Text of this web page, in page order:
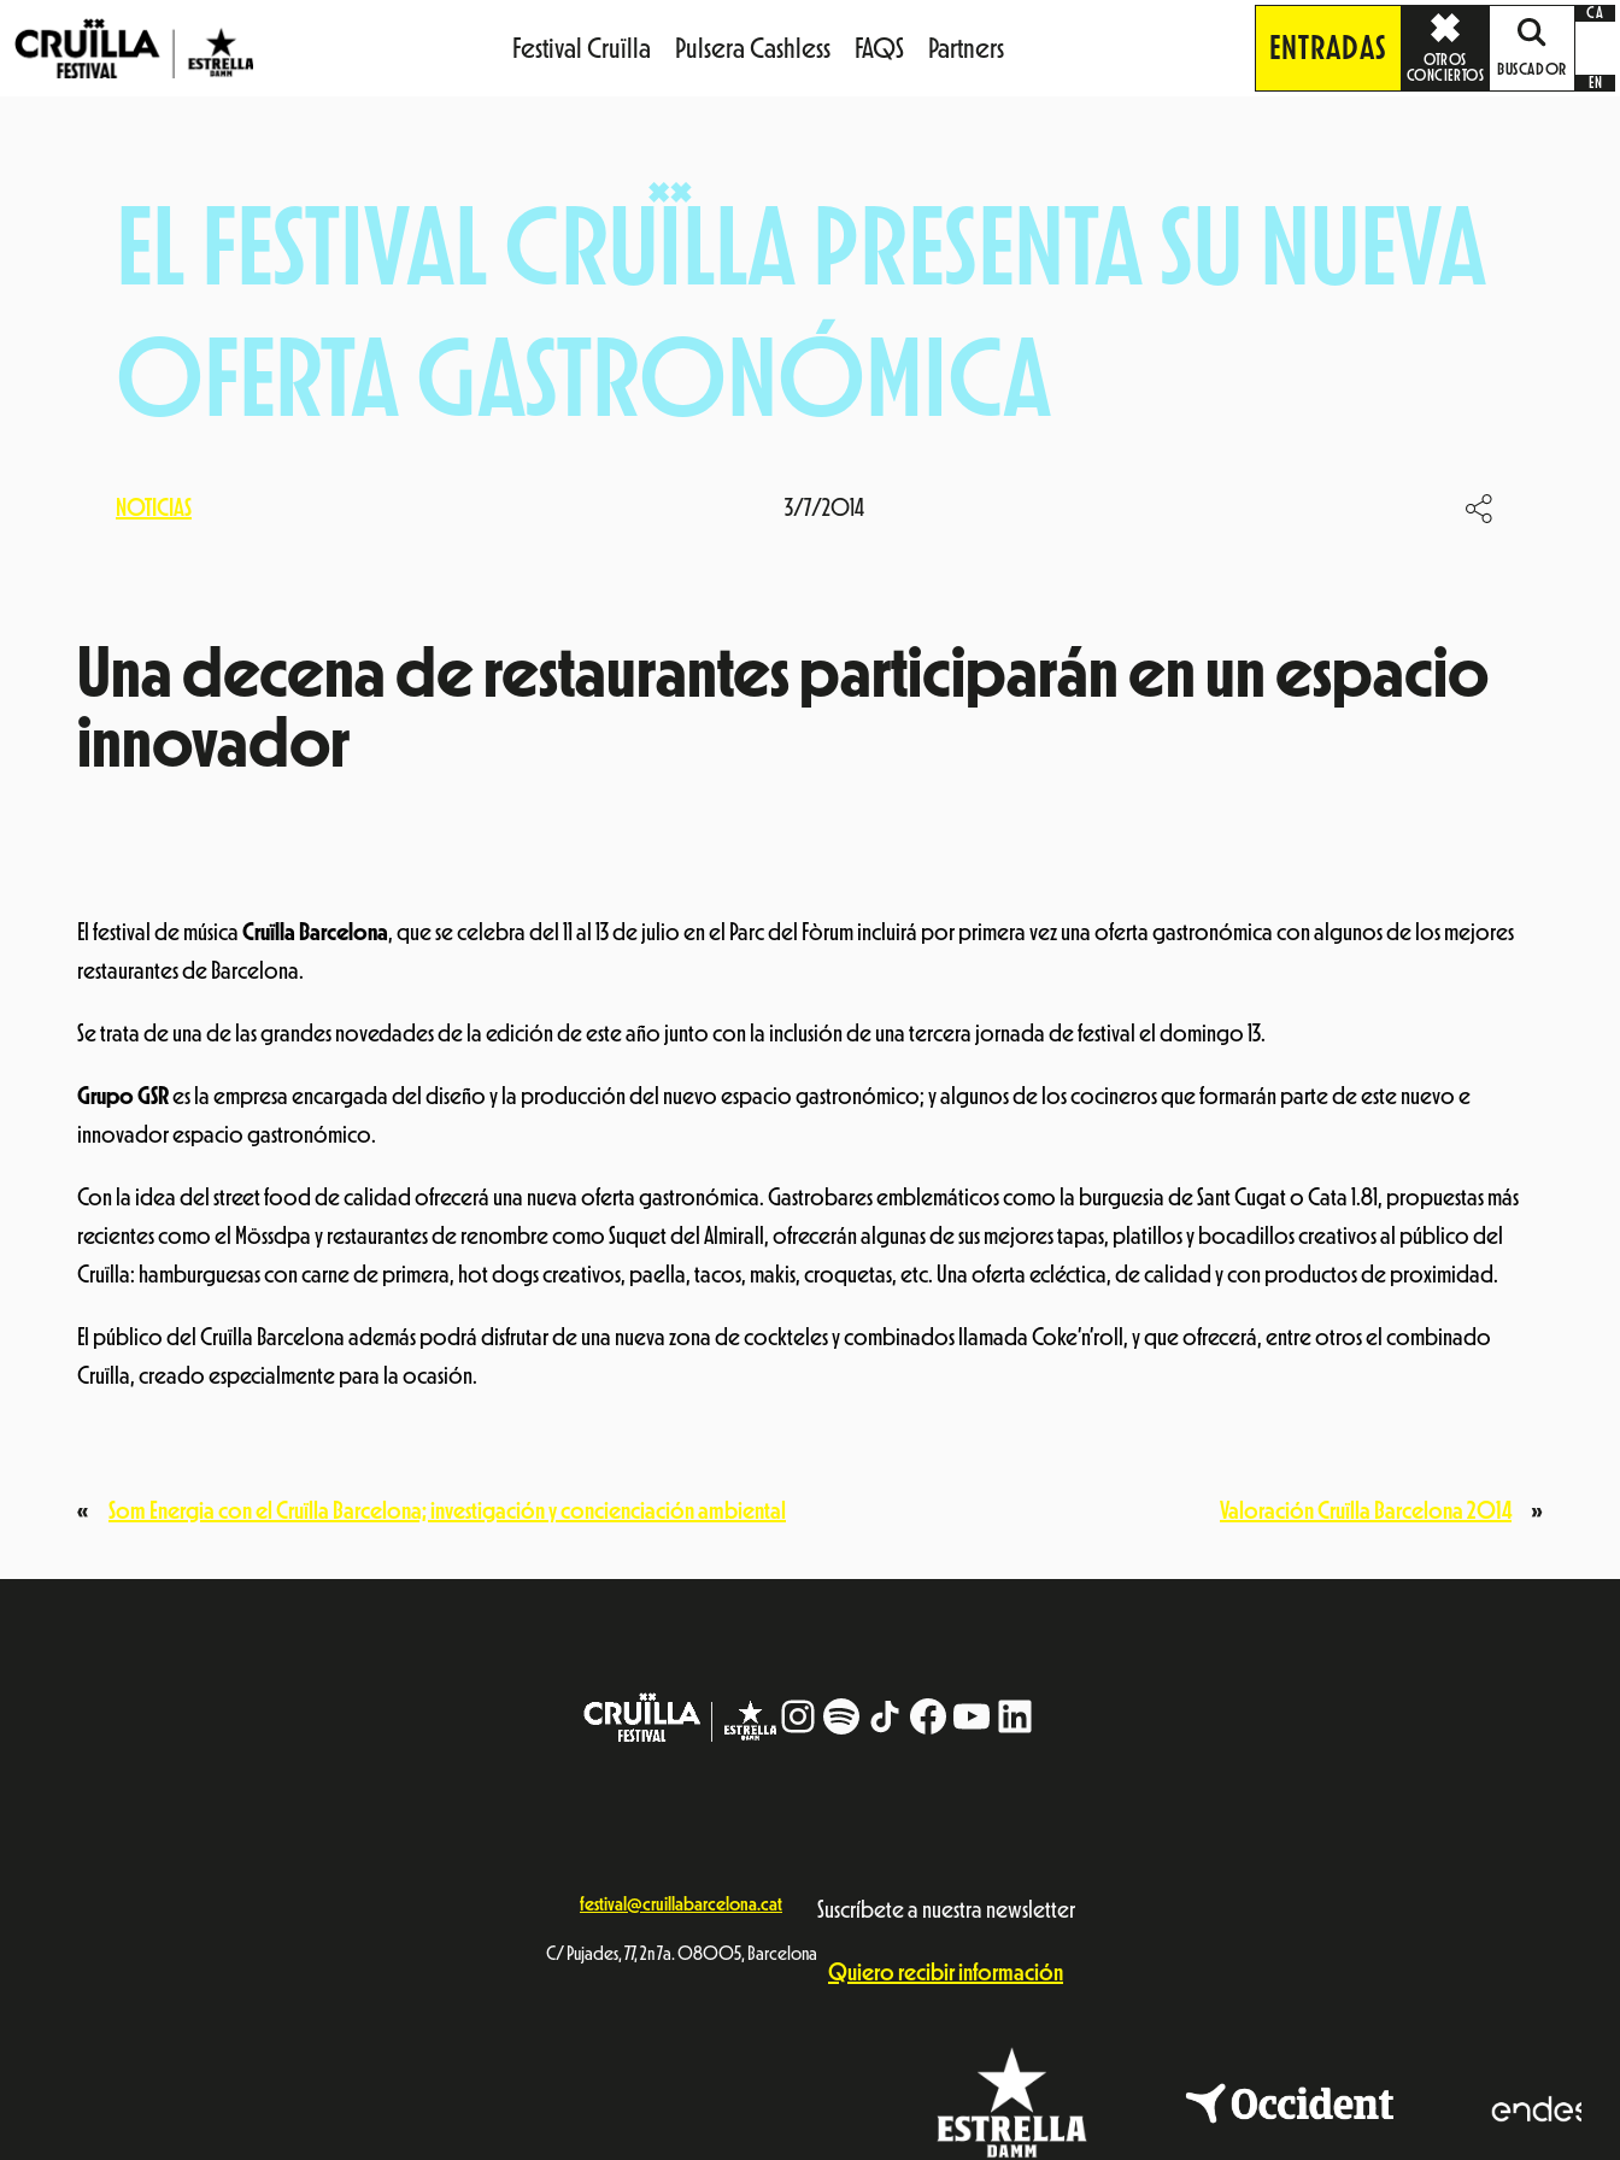
Festival Cruïlla Pulsera Cashless FAQS Partners ENTRADAS
OTROS
CONCIERTOS
BUSCADOR
CA
EN
EL FESTIVAL CRUÏLLA PRESENTA SU NUEVA
OFERTA GASTRONÓMICA
NOTICIAS 3/7/2014
Una decena de restaurantes participarán en un espacio
innovador
El festival de música Cruïlla Barcelona, que se celebra del 11 al 13 de julio en el Parc del Fòrum incluirá por primera vez una oferta gastronómica con algunos de los mejores
restaurantes de Barcelona.
Se trata de una de las grandes novedades de la edición de este año junto con la inclusión de una tercera jornada de festival el domingo 13.
Grupo GSRes la empresa encargada del diseño y la producción del nuevo espacio gastronómico; y algunos de los cocineros que formarán parte de este nuevo e
innovador espacio gastronómico.
Con la idea del street food de calidad ofrecerá una nueva oferta gastronómica. Gastrobares emblemáticos como la burguesia de Sant Cugat o Cata 1.81, propuestas más
recientes como el Mössdpa y restaurantes de renombre como Suquet del Almirall, ofrecerán algunas de sus mejores tapas, platillos y bocadillos creativos al público del
Cruïlla: hamburguesas con carne de primera, hot dogs creativos, paella, tacos, makis, croquetas, etc. Una oferta ecléctica, de calidad y con productos de proximidad.
El público del Cruïlla Barcelona además podrá disfrutar de una nueva zona de cockteles y combinados llamada Coke’n’roll, y que ofrecerá, entre otros el combinado
Cruïlla, creado especialmente para la ocasión.
« Som Energia con el Cruïlla Barcelona; investigación y concienciación ambiental Valoración Cruïlla Barcelona 2014 »
Instagram
# TikTokFacebook
YouTube
LinkedIn
festival@cruillabarcelona.cat
C/ Pujades, 77, 2n 7a. 08005, Barcelona
Suscríbete a nuestra newsletter
Quiero recibir información